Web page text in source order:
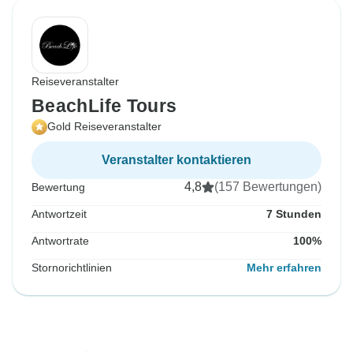
Reiseveranstalter
BeachLife Tours
Gold Reiseveranstalter
Veranstalter kontaktieren
Bewertung 4,8 (157 Bewertungen)
Antwortzeit 7 Stunden
Antwortrate 100%
Stornorichtlinien Mehr erfahren